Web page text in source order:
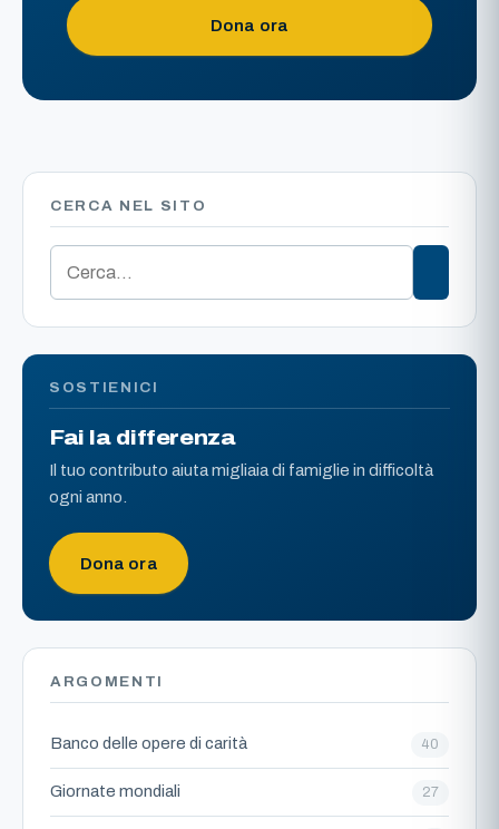
Dona ora
CERCA NEL SITO
SOSTIENICI
Fai la differenza
Il tuo contributo aiuta migliaia di famiglie in difficoltà
ogni anno.
Dona ora
ARGOMENTI
Banco delle opere di carità 40
Giornate mondiali 27